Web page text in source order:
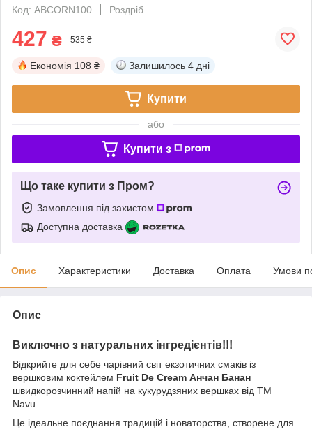
Код: ABCORN100
Роздріб
427 ₴ 535 ₴
Економія 108 ₴ Залишилось 4 дні
Купити
або
Купити з
Що таке купити з Пром?
Замовлення під захистом
Доступна доставка
Опис Характеристики Доставка Оплата Умови
Опис
Виключно з натуральних інгредієнтів!!!
Відкрийте для себе чарівний світ екзотичних смаків із
вершковим коктейлем Fruit De Cream Анчан Банан
швидкорозчинний напій на кукурудзяних вершках від ТМ
Navu.
Це ідеальне поєднання традицій і новаторства, створене для